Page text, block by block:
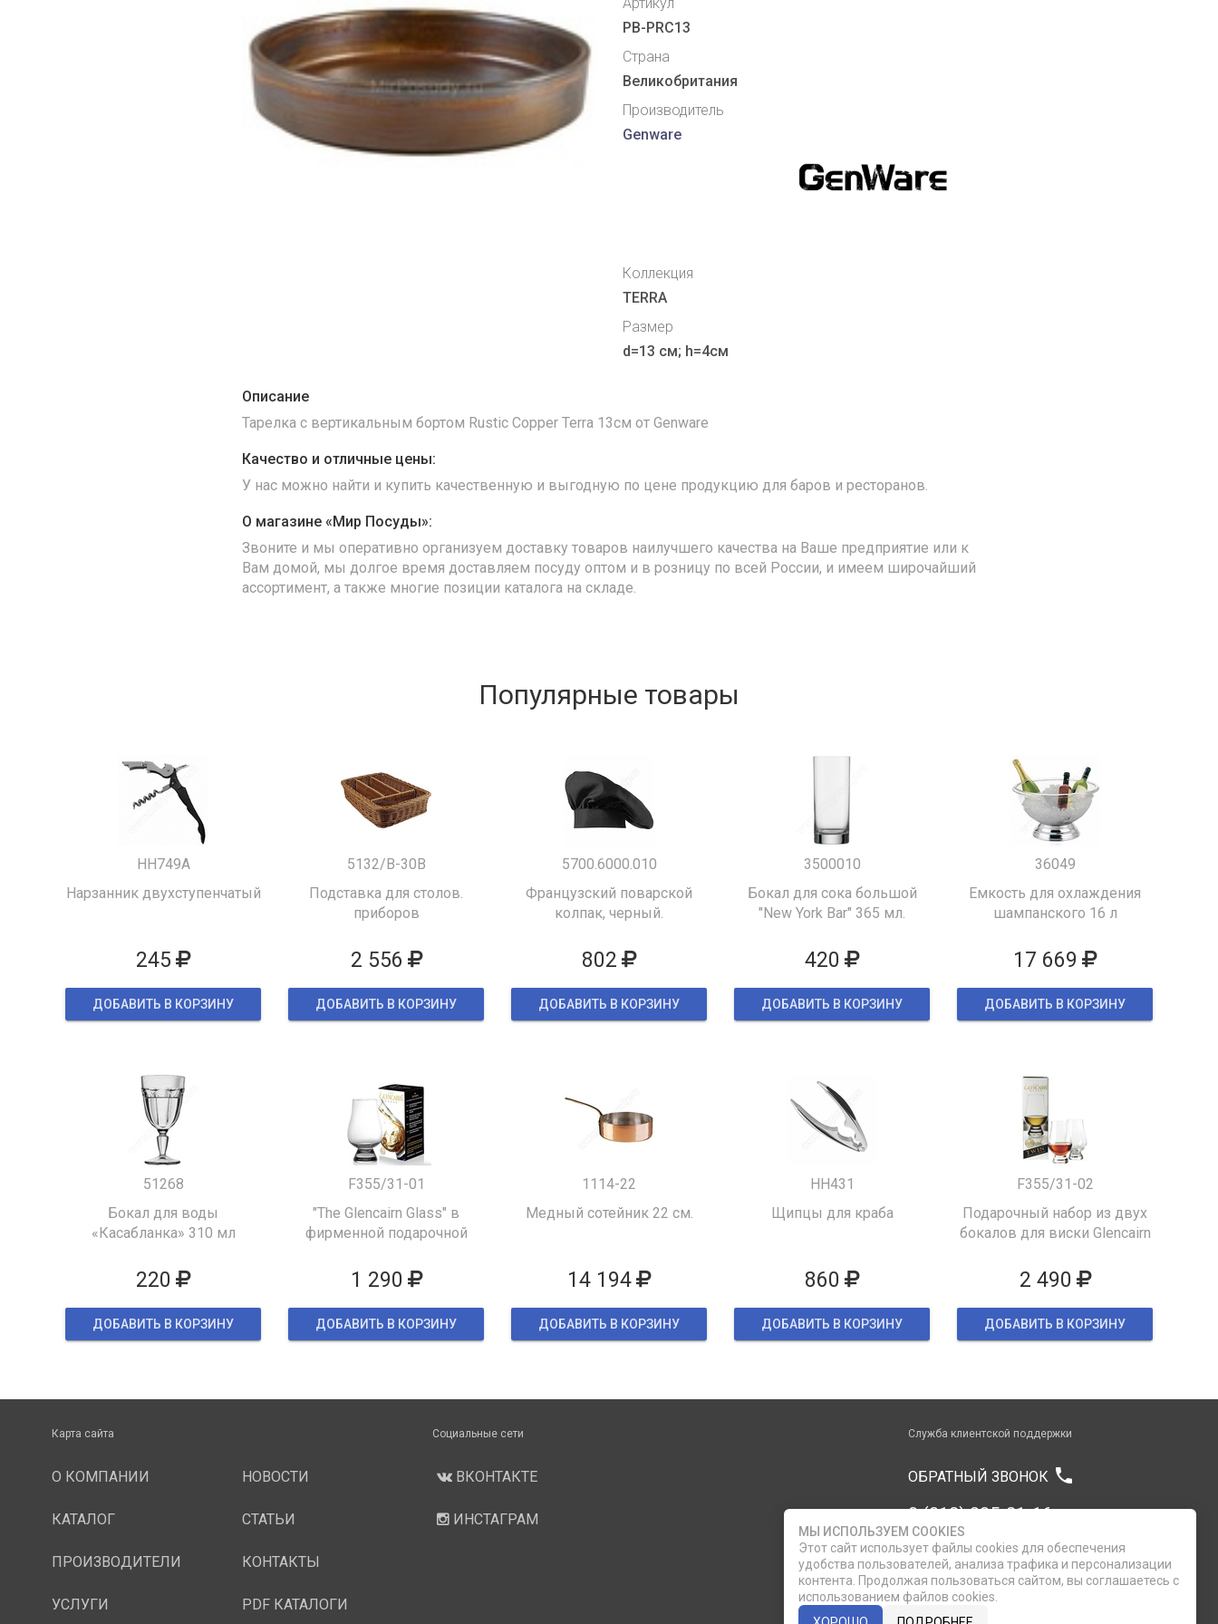
PB-PRC13
Страна
Великобритания
Производитель
Genware
Коллекция
TERRA
Размер
d=13 см; h=4см
Описание
Тарелка с вертикальным бортом Rustic Copper Terra 13см от Genware
Качество и отличные цены:
У нас можно найти и купить качественную и выгодную по цене продукцию для баров и ресторанов.
О магазине «Мир Посуды»:
Звоните и мы оперативно организуем доставку товаров наилучшего качества на Ваше предприятие или к
Вам домой, мы долгое время доставляем посуду оптом и в розницу по всей России, и имеем широчайший
ассортимент, а также многие позиции каталога на складе.
Популярные товары
HH749A
Нарзанник двухступенчатый
245
ДОБАВИТЬ В КОРЗИНУ
5132/B-30B
Подставка для столов.
приборов
2 556
ДОБАВИТЬ В КОРЗИНУ
5700.6000.010
Французский поварской
колпак, черный.
802
ДОБАВИТЬ В КОРЗИНУ
3500010
Бокал для сока большой
"New York Bar" 365 мл.
420
ДОБАВИТЬ В КОРЗИНУ
36049
Емкость для охлаждения
шампанского 16 л
17 669
ДОБАВИТЬ В КОРЗИНУ
51268
Бокал для воды
«Касабланка» 310 мл
220
ДОБАВИТЬ В КОРЗИНУ
F355/31-01
"The Glencairn Glass" в
фирменной подарочной
1 290
ДОБАВИТЬ В КОРЗИНУ
1114-22
Медный сотейник 22 см.
14 194
ДОБАВИТЬ В КОРЗИНУ
HH431
Щипцы для краба
860
ДОБАВИТЬ В КОРЗИНУ
F355/31-02
Подарочный набор из двух
бокалов для виски Glencairn
2 490
ДОБАВИТЬ В КОРЗИНУ
Карта сайта
О КОМПАНИИ
КАТАЛОГ
ПРОИЗВОДИТЕЛИ
УСЛУГИ
НОВОСТИ
СТАТЬИ
КОНТАКТЫ
PDF КАТАЛОГИ
Социальные сети
ВКОНТАКТЕ
ИНСТАГРАМ
Служба клиентской поддержки
ОБРАТНЫЙ ЗВОНОК phone
8 (812) 335-21-16
8 (812) 335-21-17
7 (911) 947-43-48
МЫ ИСПОЛЬЗУЕМ COOKIES
Этот сайт использует файлы cookies для обеспечения
удобства пользователей, анализа трафика и персонализации
контента. Продолжая пользоваться сайтом, вы соглашаетесь с
использованием файлов cookies.